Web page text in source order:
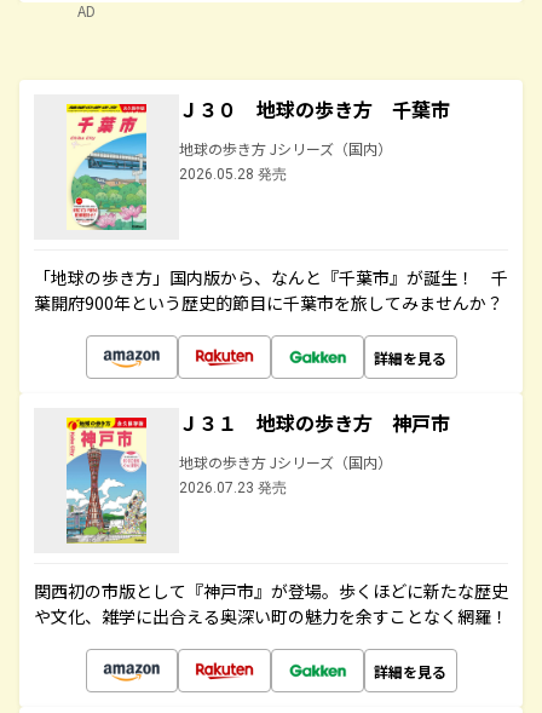
AD
Ｊ３０ 地球の歩き方 千葉市
地球の歩き方 Jシリーズ（国内）
2026.05.28 発売
「地球の歩き方」国内版から、なんと『千葉市』が誕生！ 千
葉開府900年という歴史的節目に千葉市を旅してみませんか？
詳細を見る
Ｊ３１ 地球の歩き方 神戸市
地球の歩き方 Jシリーズ（国内）
2026.07.23 発売
関西初の市版として『神戸市』が登場。歩くほどに新たな歴史
や文化、雑学に出合える奥深い町の魅力を余すことなく網羅！
詳細を見る